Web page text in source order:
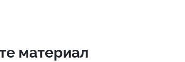
материал